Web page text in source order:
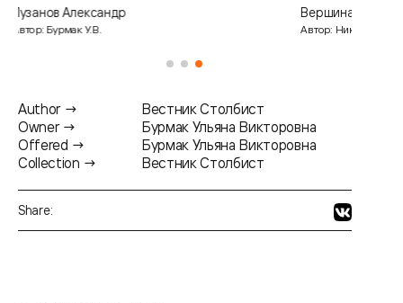
Author →
Owner →
Offered →
Collection →
Вестник Столбист
Бурмак Ульяна Викторовна
Бурмак Ульяна Викторовна
Вестник Столбист
Share: